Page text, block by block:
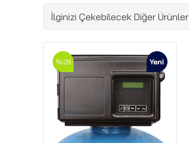
İlginizi Çekebilecek Diğer Ürünler
%29